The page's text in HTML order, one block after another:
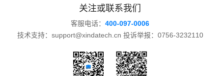
关注或联系我们
客服电话： 400-097-0006
技术支持：support@xindatech.cn 投诉举报：0756-3232110